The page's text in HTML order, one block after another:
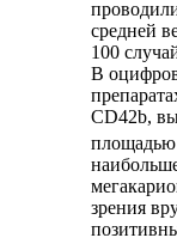
средней
100
В
CD42b,
зрения